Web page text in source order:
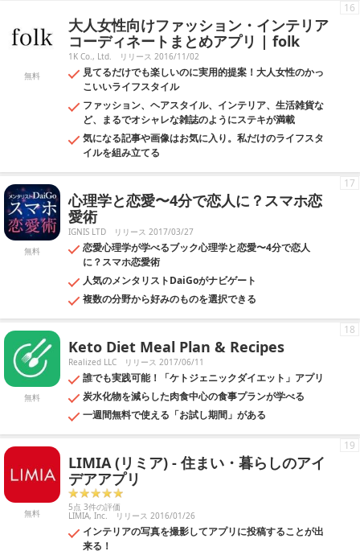
無料
大人女性向けファッション・インテリア
コーディネートまとめアプリ | folk
1K Co., Ltd. リリース 2016/11/02
見てるだけでも楽しいのに実用的提案！大人女性のかっ
こいいライフスタイル
ファッション、ヘアスタイル、インテリア、生活雑貨な
ど、まるでオシャレな雑誌のようにステキが満載
気になる記事や画像はお気に入り。私だけのライフスタ
イルを組み立てる
16
無料
心理学と恋愛〜4分で恋人に？スマホ恋
愛術
IGNIS LTD リリース 2017/03/27
恋愛心理学が学べるブック心理学と恋愛〜4分で恋人
に？スマホ恋愛術
人気のメンタリストDaiGoがナビゲート
複数の分野から好みのものを選択できる
17
無料
Keto Diet Meal Plan & Recipes
Realized LLC リリース 2017/06/11
誰でも実践可能！「ケトジェニックダイエット」アプリ
炭水化物を減らした肉食中心の食事プランが学べる
一週間無料で使える「お試し期間」がある
18
無料
LIMIA (リミア) - 住まい・暮らしのアイ
デアアプリ
5点 3件の評価
LIMIA, Inc. リリース 2016/01/26
インテリアの写真を撮影してアプリに投稿することが出
来る！
19